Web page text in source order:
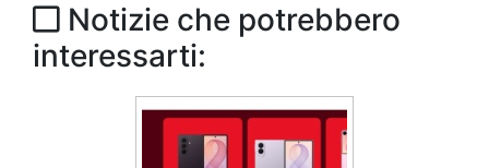
Notizie che potrebbero
interessarti: